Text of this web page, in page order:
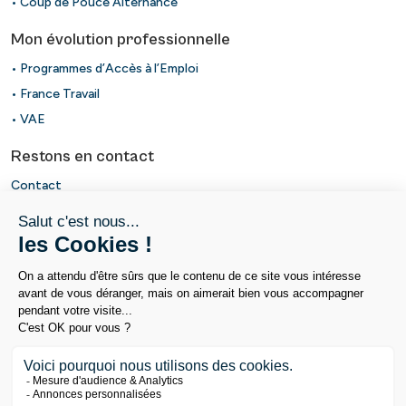
Mon évolution professionnelle
• Programmes d’Accès à l’Emploi
• France Travail
• VAE
Restons en contact
Contact
Retrouvez nous sur
Mentions légales